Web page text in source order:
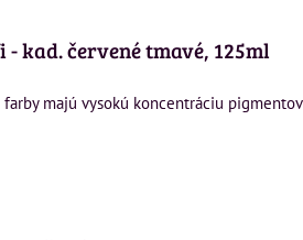
kad. červené tmavé, 125ml
majú vysokú koncentráciu pigmentov